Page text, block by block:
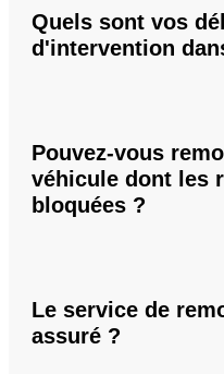
Quels sont vos
d'intervention
Pouvez-vous
véhicule dont les
bloquées ?
Le service de
assuré ?